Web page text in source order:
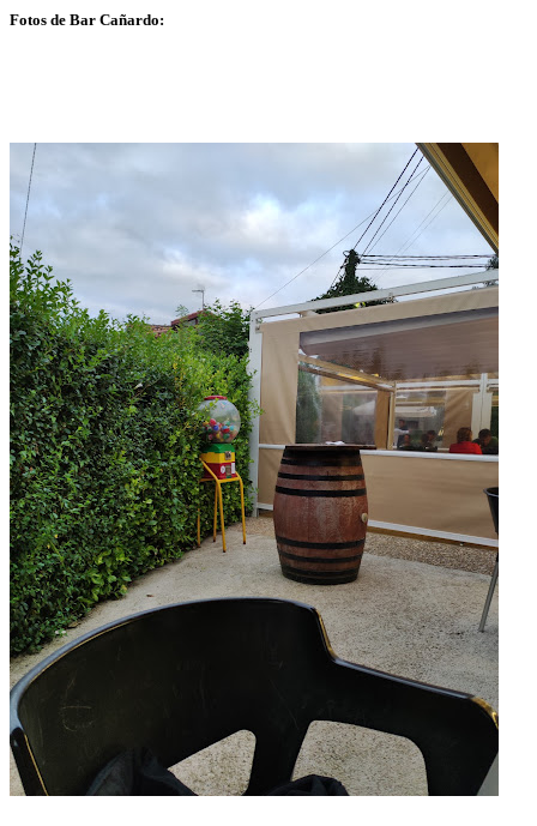
Fotos de Bar Cañardo: